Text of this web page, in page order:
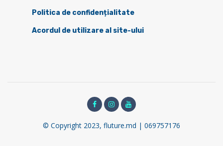
Politica de confidențialitate
Acordul de utilizare al site-ului
© Copyright 2023, fluture.md | 069757176